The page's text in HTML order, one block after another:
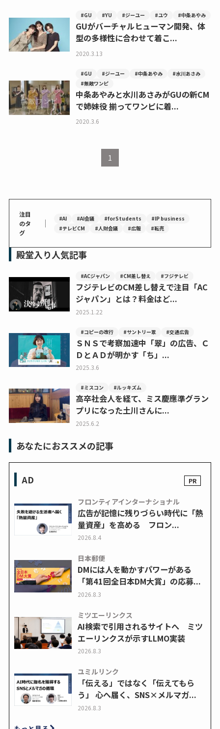
#GU #YU #ジーユー #ユウ #中条あやみ
GUがバーチャルヒューマン開発、体
型の多様性に合わせて着こ...
2020.3.13
#GU #ジーユー #中条あやみ
#水川あさみ
#無敵ワンピ
中条あやみと水川あさみがGUの新CM
で姉妹役 揃ってワンピに着...
2020.3.6
1
注目
のタ
グ
｜ #AI #AI会議 #forStudents
#IP business
#テレビCM
#人財会議 #広報 #転売
殿堂入り人気記事
#ACジャパン #CM差し替え #フジテレビ
フジテレビのCM差し替えで注目「AC
ジャパン」とは？料金はど...
2025.1.22
#コピーの改行 #サントリー翠 #交通広告
ＳＮＳで考察加速中「翠」の広告、Ｃ
ＤとＡＤが明かす「ち」...
2025.3.6
#ミスコン #ルッキズム
高卒社会人を経て、ミス慶應準グラン
プリになった土川さんに...
2025.6.2
あなたにおススメの記事
AD
フロンティアインターナショナル
広告が記憶に残りづらい時代に「熱
量資産」を高める フロン...
2026.8.4
日本郵便
DMには人を動かすパワーがある
「第41回全日本DM大賞」の応募...
2026.8.3
ミツエーリンクス
AI検索で引用されるサイトへ ミツ
エーリンクスが示すLLMO実装
2026.8.3
ユミルリンク
「伝える」ではなく「伝えてもら
う」 心へ届く、SNS×メルマガ...
2026.8.3